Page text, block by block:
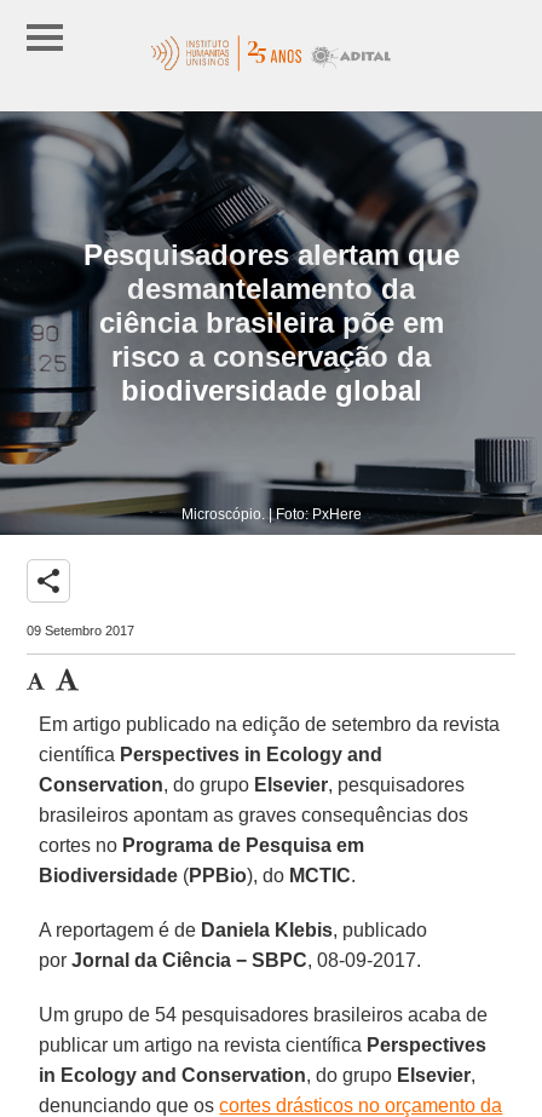
Pesquisadores alertam que
desmantelamento da
ciência brasileira põe em
risco a conservação da
biodiversidade global
Microscópio. | Foto: PxHere
share
09 Setembro 2017
Em artigo publicado na edição de setembro da revista
científica Perspectives in Ecology and
Conservation, do grupo Elsevier, pesquisadores
brasileiros apontam as graves consequências dos
cortes no Programa de Pesquisa em
Biodiversidade (PPBio), do MCTIC.
A reportagem é de Daniela Klebis, publicado
porJornal da Ciência − SBPC, 08-09-2017.
Um grupo de 54 pesquisadores brasileiros acaba de
publicar um artigo na revista científica Perspectives
in Ecology and Conservation, do grupo Elsevier,
denunciando que oscortes drásticos no orçamento da